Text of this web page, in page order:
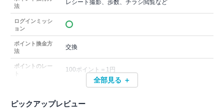
法
レシート撮影、歩数、チラシ閲覧など
ログインミッシ
ョン
ポイント換金方
法
交換
ポイントのレー
100ポイント＝1円
全部見る ＋
ピックアップレビュー